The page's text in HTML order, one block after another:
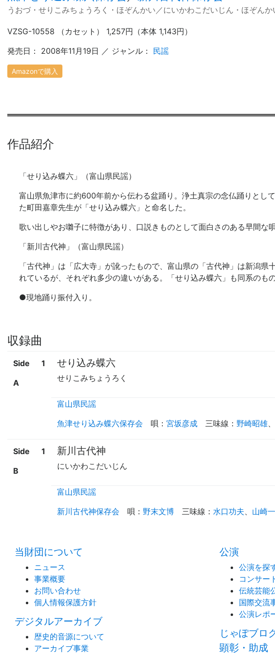
うおづ・せりこみちょうろく・ほぞんかい／にいかわこだいじん・ほぞんか
VZSG-10558 （カセット） 1,257円（本体 1,143円）
発売日： 2008年11月19日 ／ ジャンル： 民謡
Amazonで購入
作品紹介
「せり込み蝶六」（富山県民謡）
富山県魚津市に約600年前から伝わる盆踊り。浄土真宗の念仏踊りとし
た町田嘉章先生が「せり込み蝶六」と命名した。
歌い出しやお囃子に特徴があり、口説きものとして面白さのある早間な唄
「新川古代神」（富山県民謡）
「古代神」は「広大寺」が訛ったもので、富山県の「古代神」は新潟
れているが、それぞれ多少の違いがある。「せり込み蝶六」も同系のもの
●現地踊り振付入り。
収録曲
Side
A
1 せり込み蝶六
せりこみちょうろく
富山県民謡
魚津せり込み蝶六保存会
唄 ： 宮坂彦成 三味線 ： 野崎昭雄、
Side
B
1 新川古代神
にいかわこだいじん
富山県民謡
新川古代神保存会
唄 ： 野末文博 三味線 ： 水口功夫、 山崎
当財団について
ニュース
事業概要
お問い合わせ
個人情報保護方針
デジタルアーカイブ
歴史的音源について
アーカイブ事業
公演
公演を探
コンサー
伝統芸能
国際交流
公演レポ
じゃぽブロ
顕彰・助成